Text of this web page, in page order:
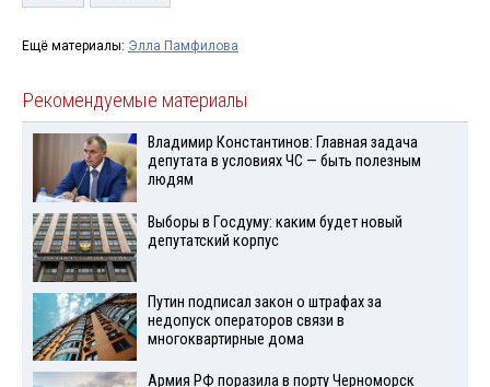
Ещё материалы: Элла Памфилова
Рекомендуемые материалы
Владимир Константинов: Главная задача
депутата в условиях ЧС — быть полезным
людям
Выборы в Госдуму: каким будет новый
депутатский корпус
Путин подписал закон о штрафах за
недопуск операторов связи в
многоквартирные дома
Армия РФ поразила в порту Черноморск